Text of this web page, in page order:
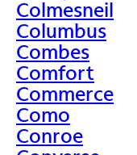
Colmesneil
Columbus
Combes
Comfort
Commerce
Como
Conroe